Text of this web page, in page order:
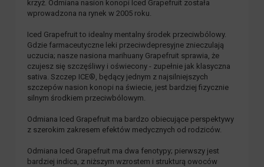
krzyż. Odmiana nasion konopi Iced Grapefruit została
wprowadzona na rynek w 2005 roku.
Iced Grapefruit to idealny mentalny środek przeciwbólowy.
Gdzie farmaceutyczne leki przeciwdepresyjne znieczulają
uczucia; nasze nasiona marihuany Grapefruit sprawia, że
czujesz się szczęśliwy i oświecony - zupełnie jak klasyczna
sativa. Szczep ICE®, będący jednym z najsilniejszych
szczepów nasion konopi na świecie, jest bardziej fizycznie
silnym środkiem przeciwbólowym.
Odmiana Iced Grapefruit ma bardzo obiecujące perspektywy
z szerokim zakresem efektów medycznych od rodziców.
Odmiana Iced Grapefruit ma dwa fenotypy; pierwszy jest
bardziej indica, z niższym wzrostem i strukturą owoców